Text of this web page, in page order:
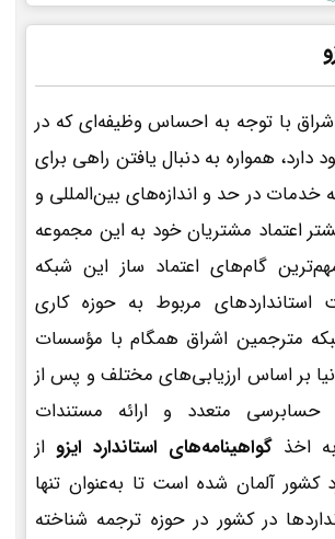
با توجه به احساس وظیفه‌ای که در
دارد، همواره به دنبال یافتن راهی برای
خدمات در حد و اندازه‌های بین‌المللی و
اعتماد مشتریان خود به این مجموعه
گام‌های اعتماد ساز این شبکه
استانداردهای مربوط به حوزه کاری
مترجمین اشراق همگام با مؤسسات
بر اساس ارزیابی‌های مختلف و پس از
حسابرسی متعدد و ارائه مستندات
اخذ گواهینامه‌های استاندارد ایزو از
کشور آلمان شده است تا به‌عنوان تنها
در کشور در حوزه ترجمه شناخته